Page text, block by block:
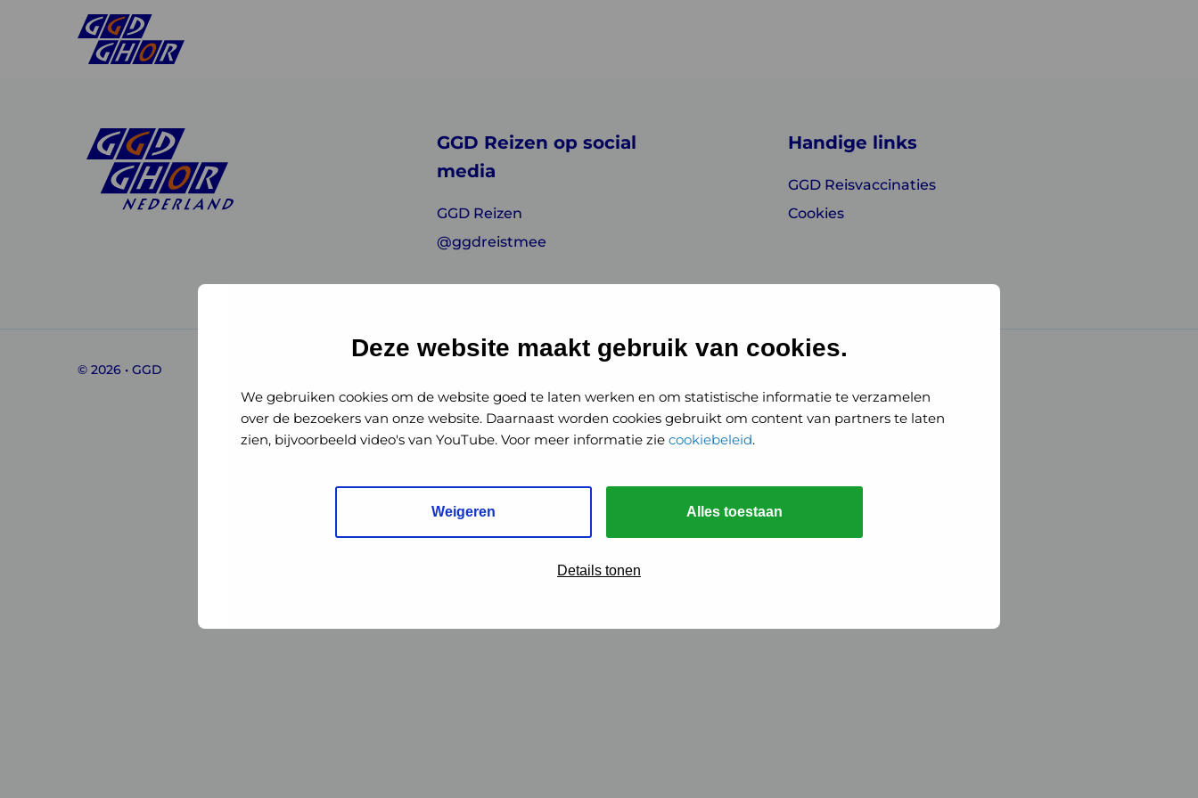
Deze website maakt gebruik van cookies.
We gebruiken cookies om de website goed te laten werken en om statistische informatie te verzamelen
over de bezoekers van onze website. Daarnaast worden cookies gebruikt om content van partners te laten
zien, bijvoorbeeld video's van YouTube. Voor meer informatie zie cookiebeleid.
Weigeren Alles toestaan
Details tonen
GHORGHOR
Nederland
GGD Reizen op social
media
GGD Reizen
@ggdreistmee
Handige links
GGD Reisvaccinaties
Cookies
© 2026 • GGD